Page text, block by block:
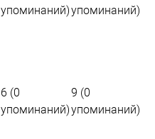
упоминаний)упоминаний)
6 (0
упоминаний)
9 (0
упоминаний)